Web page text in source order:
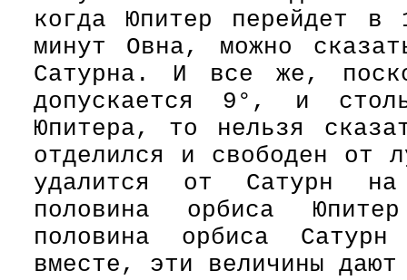
когда Юпитер перейдет
минут Овна, можно
Сатурна. И все же,
допускается 9°, и
Юпитера, то нельзя
отделился и свободен от
удалится от Сатурн
половина орбиса
половина орбиса
вместе, эти величины